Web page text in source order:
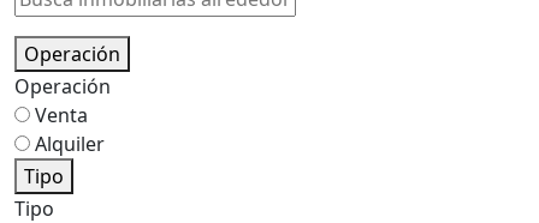
Operación
Operación
Venta
Alquiler
Tipo
Tipo